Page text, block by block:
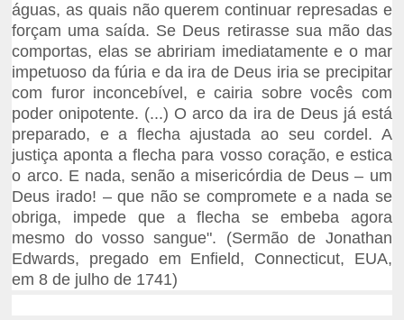
águas, as quais não querem continuar represadas e
forçam uma saída. Se Deus retirasse sua mão das
comportas, elas se abririam imediatamente e o mar
impetuoso da fúria e da ira de Deus iria se precipitar
com furor inconcebível, e cairia sobre vocês com
poder onipotente. (...) O arco da ira de Deus já está
preparado, e a flecha ajustada ao seu cordel. A
justiça aponta a flecha para vosso coração, e estica
o arco. E nada, senão a misericórdia de Deus – um
Deus irado! – que não se compromete e a nada se
obriga, impede que a flecha se embeba agora
mesmo do vosso sangue". (Sermão de Jonathan
Edwards, pregado em Enfield, Connecticut, EUA,
em 8 de julho de 1741)